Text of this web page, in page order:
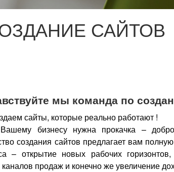
САЙТОВ
мы команда по
сайты, которые реально работают !
бизнесу нужна прокачка –
создания сайтов предлагает вам
– открытие новых рабочих
продаж и конечно же увеличение